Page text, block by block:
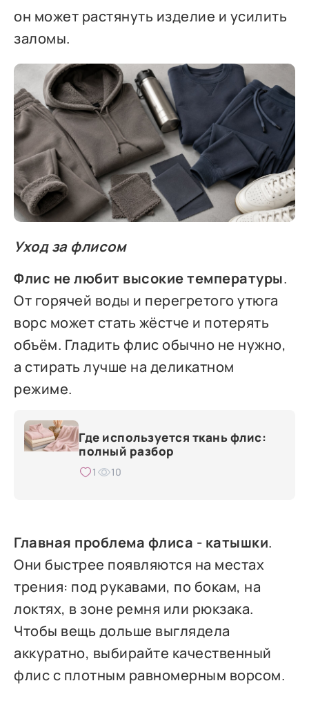
он может растянуть изделие и усилить
заломы.
Уход за флисом
Флис не любит высокие температуры.
От горячей воды и перегретого утюга
ворс может стать жёстче и потерять
объём. Гладить флис обычно не нужно,
а стирать лучше на деликатном
режиме.
Где используется ткань флис:
полный разбор
1 10
Главная проблема флиса - катышки.
Они быстрее появляются на местах
трения: под рукавами, по бокам, на
локтях, в зоне ремня или рюкзака.
Чтобы вещь дольше выглядела
аккуратно, выбирайте качественный
флис с плотным равномерным ворсом.